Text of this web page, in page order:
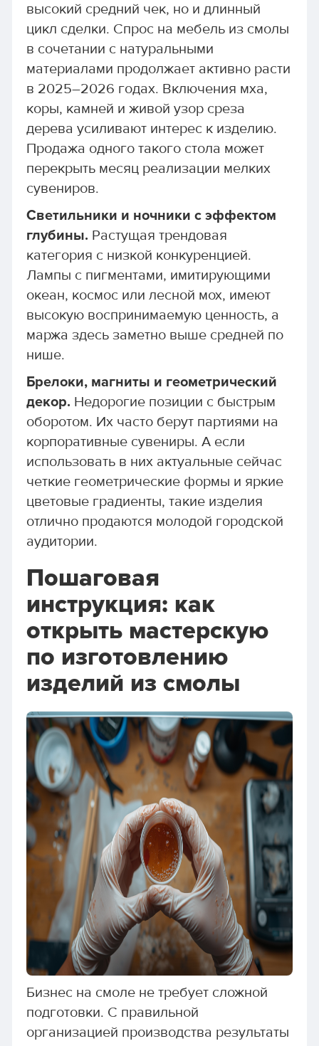
высокий средний чек, но и длинный
цикл сделки. Спрос на мебель из смолы
в сочетании с натуральными
материалами продолжает активно расти
в 2025–2026 годах. Включения мха,
коры, камней и живой узор среза
дерева усиливают интерес к изделию.
Продажа одного такого стола может
перекрыть месяц реализации мелких
сувениров.
Светильники и ночники с эффектом
глубины. Растущая трендовая
категория с низкой конкуренцией.
Лампы с пигментами, имитирующими
океан, космос или лесной мох, имеют
высокую воспринимаемую ценность, а
маржа здесь заметно выше средней по
нише.
Брелоки, магниты и геометрический
декор. Недорогие позиции с быстрым
оборотом. Их часто берут партиями на
корпоративные сувениры. А если
использовать в них актуальные сейчас
четкие геометрические формы и яркие
цветовые градиенты, такие изделия
отлично продаются молодой городской
аудитории.
Пошаговая
инструкция: как
открыть мастерскую
по изготовлению
изделий из смолы
Бизнес на смоле не требует сложной
подготовки. С правильной
организацией производства результаты